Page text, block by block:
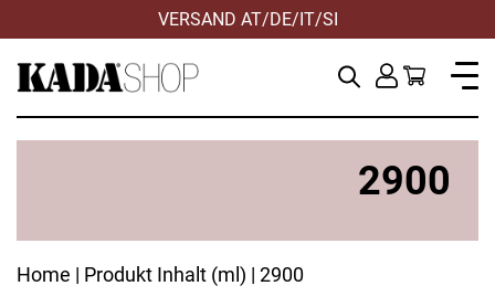
VERSAND AT/DE/IT/SI
2900
Home | Produkt Inhalt (ml) | 2900